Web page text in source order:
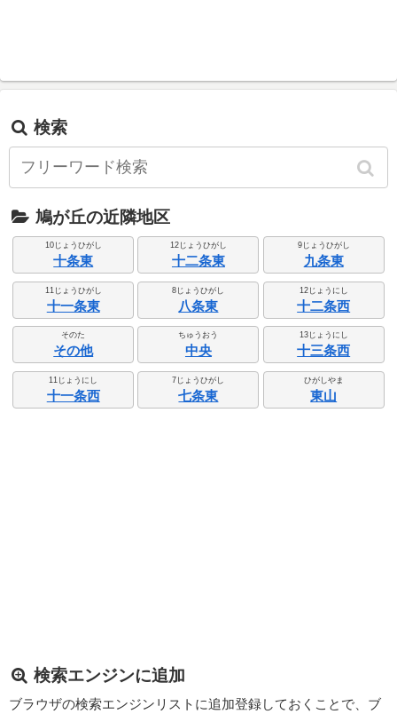
検索
鳩が丘の近隣地区
10じょうひがし
十条東
12じょうひがし
十二条東
9じょうひがし
九条東
11じょうひがし
十一条東
8じょうひがし
八条東
12じょうにし
十二条西
そのた
その他
ちゅうおう
中央
13じょうにし
十三条西
11じょうにし
十一条西
7じょうひがし
七条東
ひがしやま
東山
検索エンジンに追加
ブラウザの検索エンジンリストに追加登録しておくことで、ブ